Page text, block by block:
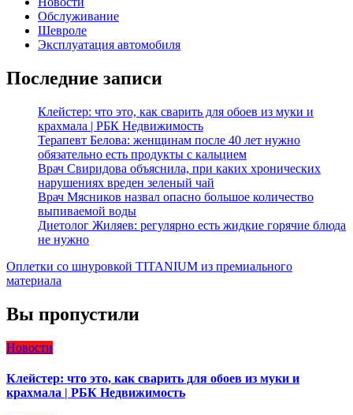
Обслуживание
Шевроле
Эксплуатация автомобиля
Последние записи
Клейстер: что это, как сварить для обоев из муки и
крахмала | РБК Недвижимость
Терапевт Белова: женщинам после 40 лет нужно
обязательно есть продукты с кальцием
Врач Свиридова объяснила, при каких хронических
нарушениях вреден зеленый чай
Врач Мясников назвал опасно большое количество
выпиваемой воды
Диетолог Жиляев: регулярно есть жидкие горячие блюда
не нужно
Оплетки со шнуровкой TITANIUM из премиального
материала
Вы пропустили
Новости
Клейстер: что это, как сварить для обоев из муки и
крахмала | РБК Недвижимость